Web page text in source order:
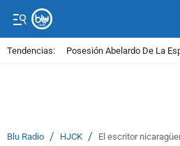
Tendencias: Posesión Abelardo De La
Blu Radio / HJCK / El escritor